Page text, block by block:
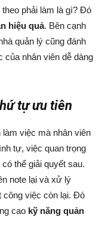
phải làm là gì? Đó
hiệu quả. Bên cạnh
quản lý cũng đánh
nhân viên dễ dàng
tự ưu tiên
việc mà nhân viên
tự, việc quan trọng
thể giải quyết sau.
note lại và xử lý
công việc còn lại. Đó
cao kỹ năng quản